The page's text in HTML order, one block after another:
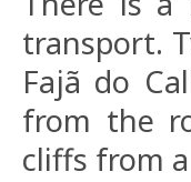
transport.
Fajã do
from the
cliffs from